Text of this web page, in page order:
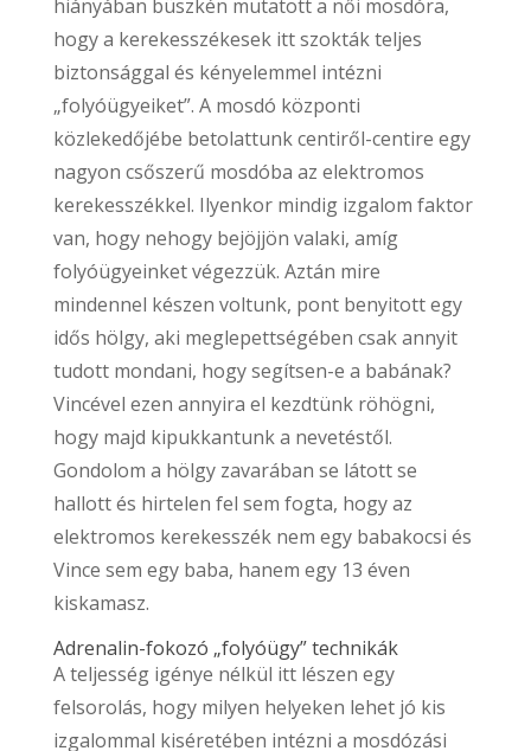
hiányában büszkén mutatott a női mosdóra,
hogy a kerekesszékesek itt szokták teljes
biztonsággal és kényelemmel intézni
„folyóügyeiket”. A mosdó központi
közlekedőjébe betolattunk centiről-centire egy
nagyon csőszerű mosdóba az elektromos
kerekesszékkel. Ilyenkor mindig izgalom faktor
van, hogy nehogy bejöjjön valaki, amíg
folyóügyeinket végezzük. Aztán mire
mindennel készen voltunk, pont benyitott egy
idős hölgy, aki meglepettségében csak annyit
tudott mondani, hogy segítsen-e a babának?
Vincével ezen annyira el kezdtünk röhögni,
hogy majd kipukkantunk a nevetéstől.
Gondolom a hölgy zavarában se látott se
hallott és hirtelen fel sem fogta, hogy az
elektromos kerekesszék nem egy babakocsi és
Vince sem egy baba, hanem egy 13 éven
kiskamasz.
Adrenalin-fokozó „folyóügy” technikák
A teljesség igénye nélkül itt lészen egy
felsorolás, hogy milyen helyeken lehet jó kis
izgalommal kiséretében intézni a mosdózási